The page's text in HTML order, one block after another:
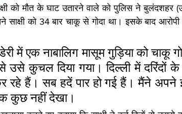
को मौत के घाट उतारने वाले को पुलिस ने बुलंदशहर
साक्षी को 34 बार चाकू से गोदा था। इसके बाद
में एक नाबालिग मासूम गुड़िया को चाकू
उसे कुचल दिया गया। दिल्ली में दरिंदों
रहे हैं। सब हदें पार हो गई हैं। मैंने
कुछ नहीं देखा।